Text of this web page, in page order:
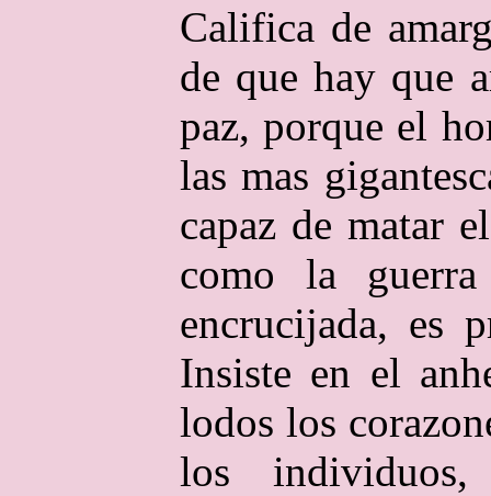
Califica de
de que hay que
paz, porque el
las mas
capaz de matar
como la
encrucijada, es
Insiste en el
lodos los
los